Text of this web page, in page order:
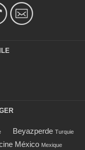
Beyazperde Turquie
México Mexique